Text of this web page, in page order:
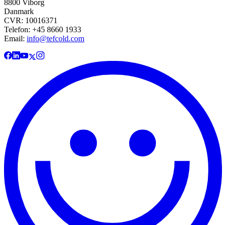
8800 Viborg
Danmark
CVR: 10016371
Telefon: +45 8660 1933
Email: info@tefcold.com